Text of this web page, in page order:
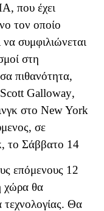
που έχει
τον οποίο
συμφιλιώνεται
στη
πιθανότητα,
Scott Galloway,
στο NewYork
σε
, το Σάββατο 14
επόμενους 12
χώρα θα
τεχνολογίας. Θα